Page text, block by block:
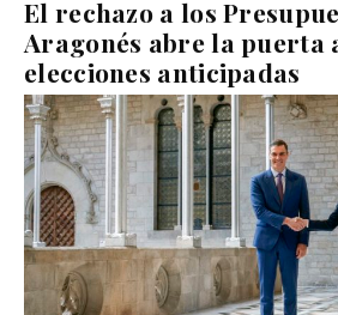
El rechazo a los
Aragonés abre la puerta
elecciones anticipadas